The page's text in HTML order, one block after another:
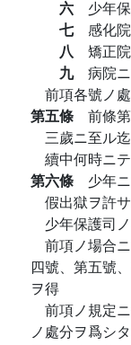
六 少年
七 感化
八 矯正
九 病院
前項各號ノ
第五條 前條
三歲ニ至ル
續中何時ニ
第六條 少年
假出獄ヲ許
少年保護司
前項ノ場合
四號、第五號
ヲ得
前項ノ規定
ノ處分ヲ爲シ